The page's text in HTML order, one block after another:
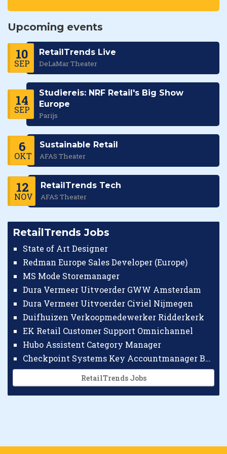
Upcoming events
10
SEP
RetailTrends Live
DeLaMar Theater
14
SEP
Studiereis: NRF Retail's Big Show
Europe
Parijs
6
OKT
Sustainable Retail
AFAS Theater
12
NOV
RetailTrends Tech
AFAS Theater
RetailTrends Jobs
State of Art Designer
Redman Europe Sales Developer (Europe)
MS Mode Storemanager
Dura Vermeer Uitvoerder GWW Amsterdam
Dura Vermeer Uitvoerder Civiel Nijmegen
Duifhuizen Verkoopmedewerker Ridderkerk
EK Retail Customer Support Omnichannel
Hubo Assistent Category Manager
Checkpoint Systems Key Accountmanager Benelux
RetailTrends Jobs